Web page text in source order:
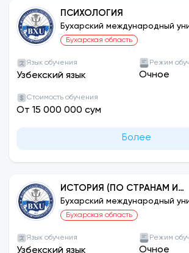
ПСИХОЛОГИЯ
Бухарский международный
Бухарская область
Язык обучения
Узбекский язык
Режим
Очное
Стоимость обучения
От 15 000 000 сум
Более
ИСТОРИЯ (ПО СТРАНАМ И
НАПРАВЛЕНИЯМ)
Бухарский международный
Бухарская область
Язык обучения
Узбекский язык
Режим
Очное